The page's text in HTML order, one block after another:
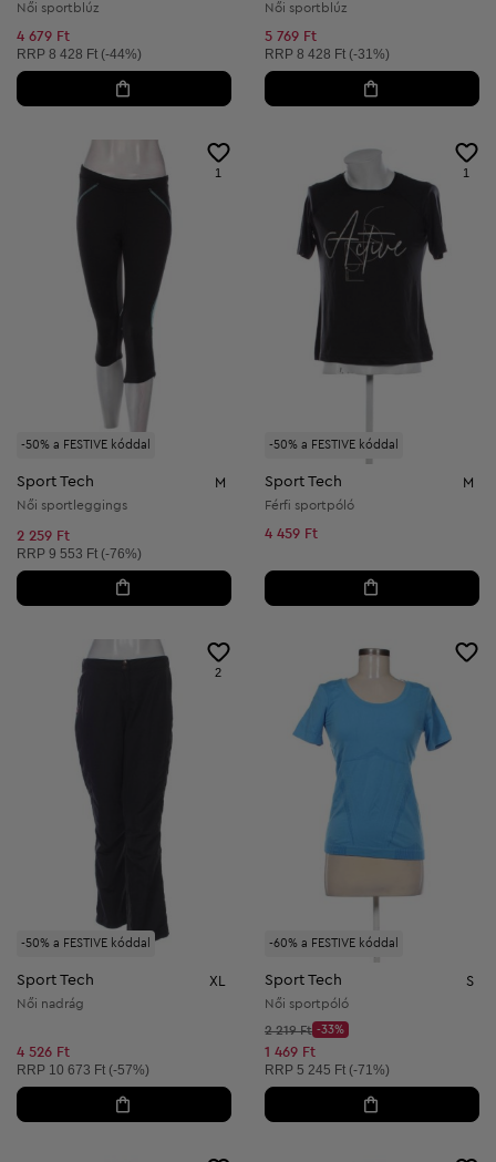
Női sportblúz
4 679 Ft
Ajánlott ár:
RRP 8 428 Ft (-44%)
Női sportblúz
5 769 Ft
Ajánlott ár:
RRP 8 428 Ft (-31%)
-50% a FESTIVE kóddal
1
Sport Tech M
Női sportleggings
2 259 Ft
Ajánlott ár:
RRP 9 553 Ft (-76%)
-50% a FESTIVE kóddal
1
Sport Tech M
Férfi sportpóló
4 459 Ft
-50% a FESTIVE kóddal
2
Sport Tech XL
Női nadrág
4 526 Ft
Ajánlott ár:
RRP 10 673 Ft (-57%)
-60% a FESTIVE kóddal
Sport Tech S
Női sportpóló
Kezdő ár:
2 219 Ft
Discount Price:
-33%
Csökkentett ár:
1 469 Ft
Ajánlott ár:
RRP 5 245 Ft (-71%)